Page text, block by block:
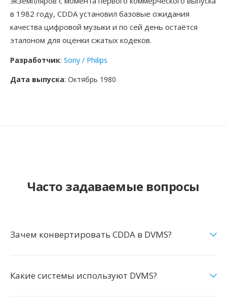
в 1982 году, CDDA установил базовые ожидания
качества цифровой музыки и по сей день остаётся
эталоном для оценки сжатых кодеков.
Разработчик: Sony / Philips
Дата выпуска: Октябрь 1980
Часто задаваемые вопросы
Зачем конвертировать CDDA в DVMS?
Какие системы используют DVMS?